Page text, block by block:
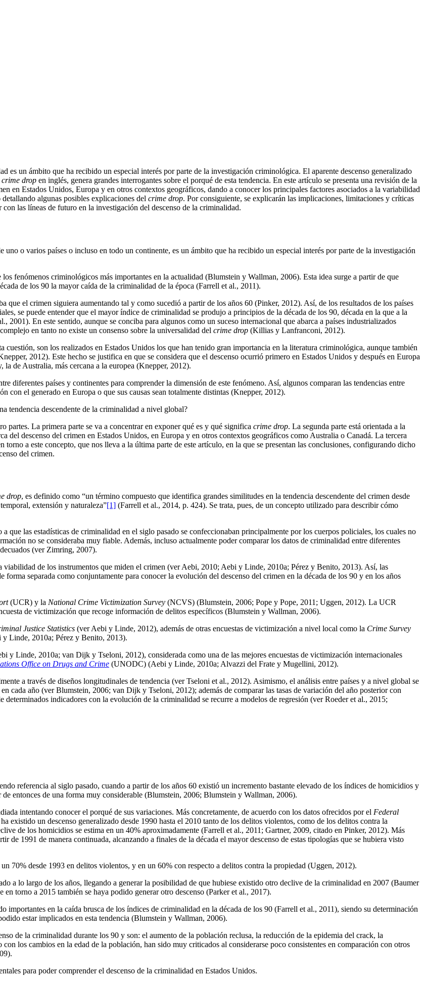
es un ámbito que ha recibido un especial interés por parte de la investigación criminológica. El aparente descenso generalizado
crime drop en inglés, genera grandes interrogantes sobre el porqué de esta tendencia. En este artículo se presenta una revisión de la
en Estados Unidos, Europa y en otros contextos geográficos, dando a conocer los principales factores asociados a la variabilidad
algunas posibles explicaciones del crime drop. Por consiguiente, se explicarán las implicaciones, limitaciones y críticas
las líneas de futuro en la investigación del descenso de la criminalidad.
o varios países o incluso en todo un continente, es un ámbito que ha recibido un especial interés por parte de la investigación
los fenómenos criminológicos más importantes en la actualidad (Blumstein y Wallman, 2006). Esta idea surge a partir de que
de los 90 la mayor caída de la criminalidad de la época (Farrell et al., 2011).
que el crimen siguiera aumentando tal y como sucedió a partir de los años 60 (Pinker, 2012). Así, de los resultados de los países
se puede entender que el mayor índice de criminalidad se produjo a principios de la década de los 90, década en la que a la
2001). En este sentido, aunque se conciba para algunos como un suceso internacional que abarca a países industrializados
en tanto no existe un consenso sobre la universalidad del crime drop (Killias y Lanfranconi, 2012).
cuestión, son los realizados en Estados Unidos los que han tenido gran importancia en la literatura criminológica, aunque también
2012). Este hecho se justifica en que se considera que el descenso ocurrió primero en Estados Unidos y después en Europa
de Australia, más cercana a la europea (Knepper, 2012).
diferentes países y continentes para comprender la dimensión de este fenómeno. Así, algunos comparan las tendencias entre
con el generado en Europa o que sus causas sean totalmente distintas (Knepper, 2012).
tendencia descendente de la criminalidad a nivel global?
partes. La primera parte se va a concentrar en exponer qué es y qué significa crime drop. La segunda parte está orientada a la
del descenso del crimen en Estados Unidos, en Europa y en otros contextos geográficos como Australia o Canadá. La tercera
a este concepto, que nos lleva a la última parte de este artículo, en la que se presentan las conclusiones, configurando dicho
del crimen.
drop, es definido como “un término compuesto que identifica grandes similitudes en la tendencia descendente del crimen desde
extensión y naturaleza”[1] (Farrell et al., 2014, p. 424). Se trata, pues, de un concepto utilizado para describir cómo
que las estadísticas de criminalidad en el siglo pasado se confeccionaban principalmente por los cuerpos policiales, los cuales no
no se consideraba muy fiable. Además, incluso actualmente poder comparar los datos de criminalidad entre diferentes
(ver Zimring, 2007).
viabilidad de los instrumentos que miden el crimen (ver Aebi, 2010; Aebi y Linde, 2010a; Pérez y Benito, 2013). Así, las
separada como conjuntamente para conocer la evolución del descenso del crimen en la década de los 90 y en los años
(UCR) y la National Crime Victimization Survey (NCVS) (Blumstein, 2006; Pope y Pope, 2011; Uggen, 2012). La UCR
de victimización que recoge información de delitos específicos (Blumstein y Wallman, 2006).
Justice Statistics (ver Aebi y Linde, 2012), además de otras encuestas de victimización a nivel local como la Crime Survey
y Linde, 2010a; Pérez y Benito, 2013).
y Linde, 2010a; van Dijk y Tseloni, 2012), considerada como una de las mejores encuestas de victimización internacionales
Office on Drugs and Crime (UNODC) (Aebi y Linde, 2010a; Alvazzi del Frate y Mugellini, 2012).
a través de diseños longitudinales de tendencia (ver Tseloni et al., 2012). Asimismo, el análisis entre países y a nivel global se
cada año (ver Blumstein, 2006; van Dijk y Tseloni, 2012); además de comparar las tasas de variación del año posterior con
indicadores con la evolución de la criminalidad se recurre a modelos de regresión (ver Roeder et al., 2015;
referencia al siglo pasado, cuando a partir de los años 60 existió un incremento bastante elevado de los índices de homicidios y
entonces de una forma muy considerable (Blumstein, 2006; Blumstein y Wallman, 2006).
intentando conocer el porqué de sus variaciones. Más concretamente, de acuerdo con los datos ofrecidos por el Federal
existido un descenso generalizado desde 1990 hasta el 2010 tanto de los delitos violentos, como de los delitos contra la
de los homicidios se estima en un 40% aproximadamente (Farrell et al., 2011; Gartner, 2009, citado en Pinker, 2012). Más
de 1991 de manera continuada, alcanzando a finales de la década el mayor descenso de estas tipologías que se hubiera visto
70% desde 1993 en delitos violentos, y en un 60% con respecto a delitos contra la propiedad (Uggen, 2012).
a lo largo de los años, llegando a generar la posibilidad de que hubiese existido otro declive de la criminalidad en 2007 (Baumer
torno a 2015 también se haya podido generar otro descenso (Parker et al., 2017).
importantes en la caída brusca de los índices de criminalidad en la década de los 90 (Farrell et al., 2011), siendo su determinación
estar implicados en esta tendencia (Blumstein y Wallman, 2006).
de la criminalidad durante los 90 y son: el aumento de la población reclusa, la reducción de la epidemia del crack, la
los cambios en la edad de la población, han sido muy criticados al considerarse poco consistentes en comparación con otros
para poder comprender el descenso de la criminalidad en Estados Unidos.